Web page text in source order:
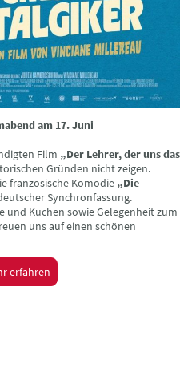
am 17. Juni
Film „Der Lehrer, der uns das
Gründen nicht zeigen.
französische Komödie „Die
Synchronfassung.
und Kuchen sowie Gelegenheit zum
uns auf einen schönen
erfahren